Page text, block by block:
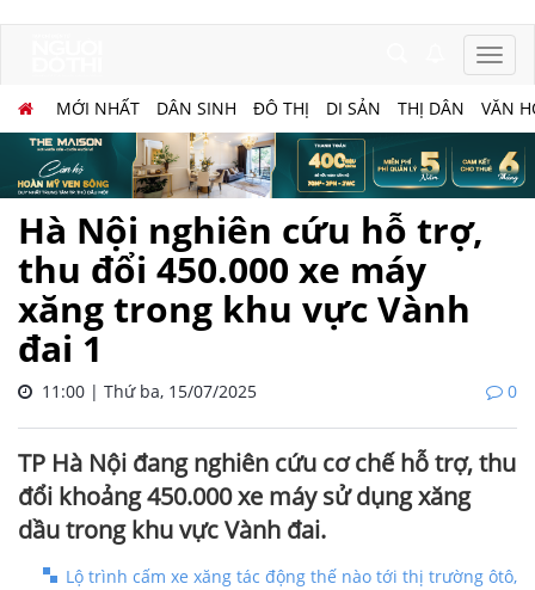
MỚI NHẤT DÂN SINH ĐÔ THỊ DI SẢN THỊ DÂN VĂN
Hà Nội nghiên cứu hỗ trợ,
thu đổi 450.000 xe máy
xăng trong khu vực Vành
đai 1
11:00 | Thứ ba, 15/07/2025 0
TP Hà Nội đang nghiên cứu cơ chế hỗ trợ, thu
đổi khoảng 450.000 xe máy sử dụng xăng
dầu trong khu vực Vành đai.
Lộ trình cấm xe xăng tác động thế nào tới thị trường ôtô,